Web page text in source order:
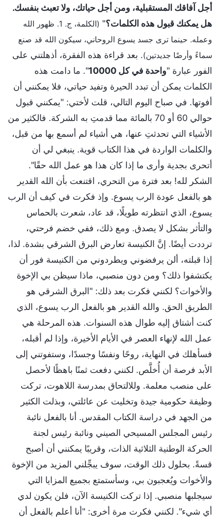
أجل آفاقك المستقبلية، ومن أجل حياتك، ولا تعبث بنفسك.
هل يمكنك قبول هذه الكلمات؟"
(الكلمة، ج. 1. ظهور الله
وعمله. حينما ترى جسد يسوع الروحاني، سيكون الله قد صنع
سماءً وأرضًا جديدتين). بعد قراءة هذه الفقرة، أذهلتني على
الفور عبارة "واحدة في كل 10000
". ما دامت هذه
الكلمات يمكن أن تبدد الحيرة وتفيد حياتي، فلا يمكنني أن
أفوتها. في صباح اليوم التالي، قلت لأختي: "يمكنني قبول
حوالي 60 أو 70 بالمائة مما قدمتِ به الشركة. فالكثير من
الأشياء التي تحدثتِ عنها، هي أشياء لم أسمع بها من قبل،
والكلمات الواردة في هذا الكتاب قوية. ينبغي لي أن
أتحرى بجدية وأرى ما إذا كان هذا هو عمل الله حقًا".
الشكر لله! بعد فترة من التحري، اقتنعت بأن الله القدير
هو بالفعل عودة الرب يسوع. وإذ فكرت في كيف أن الرب
يسوع، الذي انتظرته طويلًا، قد عاد، شعرت بالحماس
والتأثر بشكل لا يصدق. ومع ذلك، ففي خضم فرحتي،
ترددت أيضًا. إنَّ الكنيسة تعارض البرق الشرقي بشدة. لذا،
إذا قبلته، ألن يرفضوني ويطردوني من الكنيسة فور أن
يكتشفوا ذلك؟ ومن دون منصبي، ماذا سيظن بي الإخوة
والأخوات؟ لكنني فكرت بعد ذلك: "البرق الشرقي هو
الطريق الحق. والله القدير هو بالفعل الرب يسوع، الذي
كنت أشتاق إليه طوال هذه السنوات. هذه المرحلة هي
عمل الله لإنهاء العصر في الأيام الأخيرة، وإذا لم أقبله،
فسأهلك في النهاية، روحًا ونفسًا وجسدًا، وستفوتني إلى
الأبد فرصة أن أُخلَّص. لكنني دفعت ثمنًا باهظًا لأحصل
على منصب معلمة. وللالتحاق بمدرسة اللاهوت، تركت
وظيفة حكومية جيدة وتخليت عن عائلتي، وبذلت الكثير
من الجهد في دراسة الكتاب المقدس. أنا بالفعل نائبة
رئيس المجلس المسيحي الصيني ونائبة رئيس لجنة
الحركة الوطنية الثلاثية الذات، وقريبًا يمكنني أن أصبح
قسةً. بحلول ذلك الوقت، سوف يبجِّلني المزيد من الإخوة
والأخوات ويُعجبون بي، وسأستمتع بجميع المزايا التي
سيجلبها منصبي. إذا تركت الكنيسة الآن، فلن يكون لدي
أي شيء". لكنني فكرت مرة أخرى: "أنا أعلم بالفعل أن